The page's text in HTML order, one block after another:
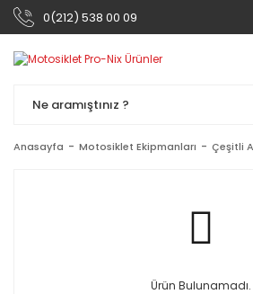
0(212) 538 00 09
Anasayfa Motosiklet Ekipmanları Çeşitli
Ürün Bulunamadı.